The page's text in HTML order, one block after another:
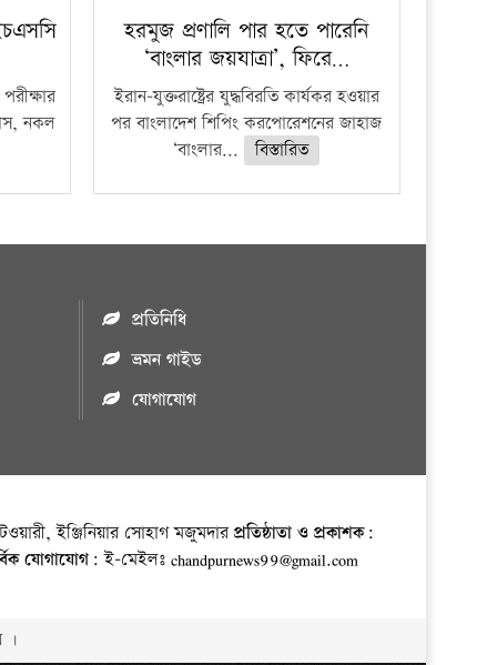
নকল
হরমুজ প্রণালি পার হতে পারেনি
‘বাংলার জয়যাত্রা’, ফিরে…
ইরান-যুক্তরাষ্ট্রের যুদ্ধবিরতি কার্যকর হওয়ার
পর বাংলাদেশ শিপিং করপোরেশনের জাহাজ
‘বাংলার...
বিস্তারিত
প্রতিনিধি
ভ্রমন গাইড
যোগাযোগ
ইঞ্জিনিয়ার সোহাগ মজুমদারপ্রতিষ্ঠাতা ও প্রকাশক:
যোগাযোগ: ই-মেইলঃ chandpurnews99@gmail.com
।